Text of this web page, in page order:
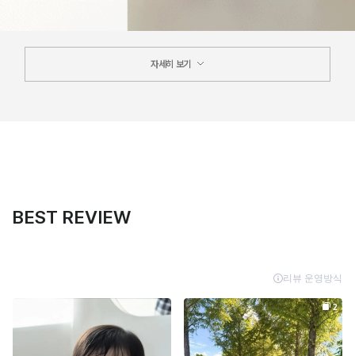
자세히 보기
BEST REVIEW